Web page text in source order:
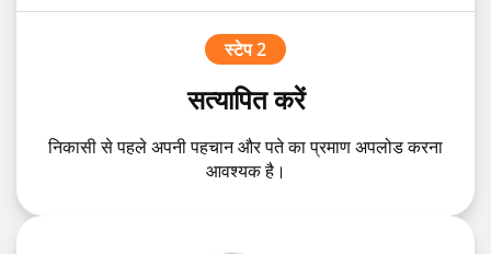
स्टेप 2
सत्यापित करें
निकासी से पहले अपनी पहचान और पते का प्रमाण अपलोड करना
आवश्यक है।